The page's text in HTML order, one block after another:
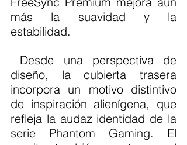
más la suavidad y la
estabilidad.
diseño, la cubierta trasera
incorpora un motivo distintivo
de inspiración alienígena, que
refleja la audaz identidad de la
serie Phantom Gaming. El